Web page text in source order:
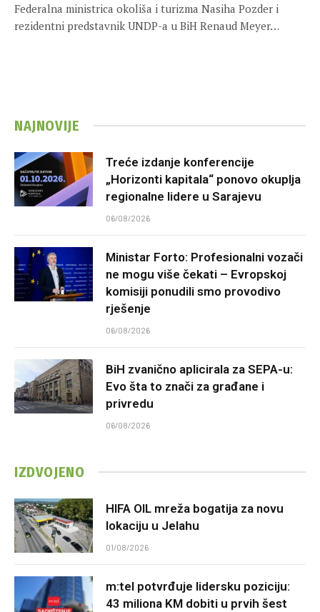
Federalna ministrica okoliša i turizma Nasiha Pozder i
rezidentni predstavnik UNDP-a u BiH Renaud Meyer…
NAJNOVIJE
Treće izdanje konferencije
„Horizonti kapitala“ ponovo okuplja
regionalne lidere u Sarajevu
06/08/2026
Ministar Forto: Profesionalni vozači
ne mogu više čekati – Evropskoj
komisiji ponudili smo provodivo
rješenje
06/08/2026
BiH zvanično aplicirala za SEPA-u:
Evo šta to znači za građane i
privredu
06/08/2026
IZDVOJENO
HIFA OIL mreža bogatija za novu
lokaciju u Jelahu
01/08/2026
m:tel potvrđuje lidersku poziciju:
43 miliona KM dobiti u prvih šest